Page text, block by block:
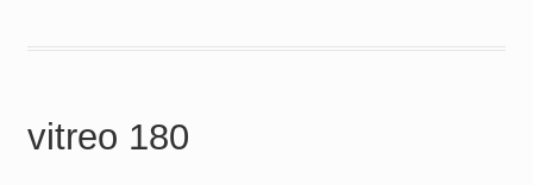
vitreo 180